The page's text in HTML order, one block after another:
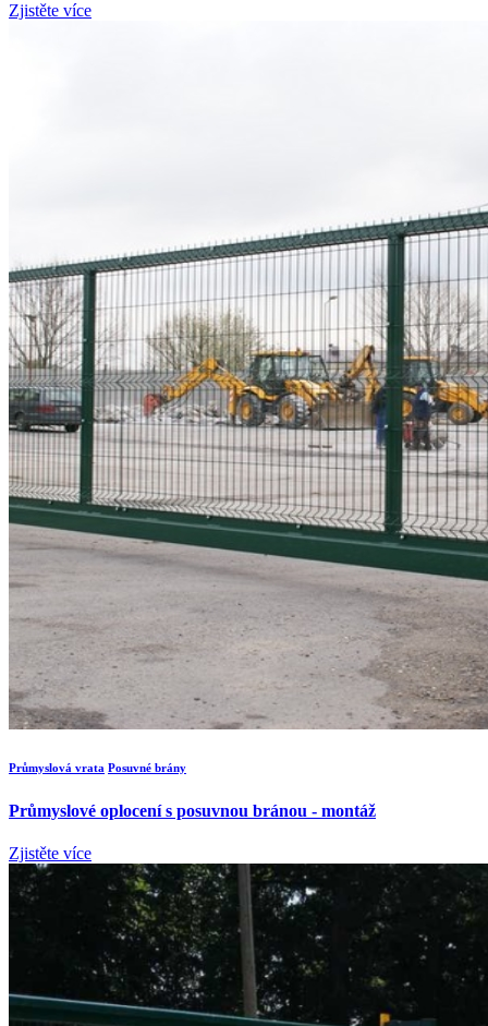
Zjistěte více
Průmyslová vrata Posuvné brány
Průmyslové oplocení s posuvnou bránou - montáž
Zjistěte více